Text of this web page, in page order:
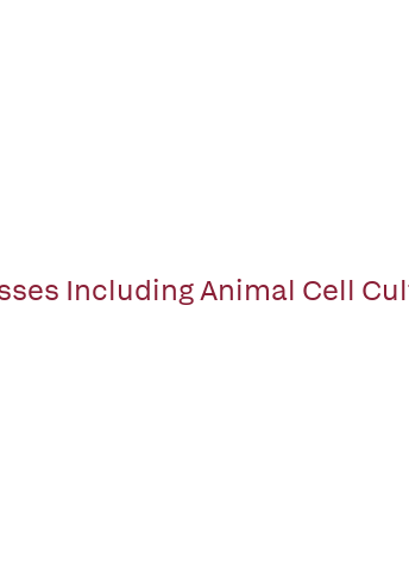
Including Animal Cell